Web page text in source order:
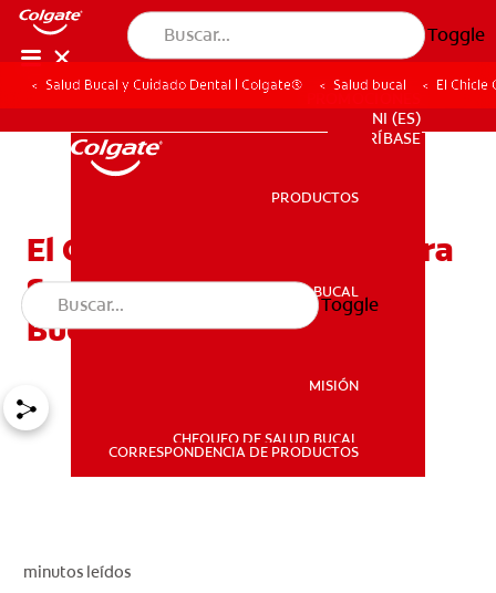
Toggle
SALUD BUCAL
NI (ES)
SUSCRÍBASE
PRODUCTOS
SALUD BUCAL
MISIÓN
CHEQUEO DE SALUD BUCAL
CORRESPONDENCIA DE PRODUCTOS
Toggle
Salud Bucal y Cuidado Dental | Colgate® Salud bucal El Chicle
El Chicle Que Es Bueno Para
Sus Dientes: ¿Demasiado
Bueno Para Ser Verdad?
minutos leídos